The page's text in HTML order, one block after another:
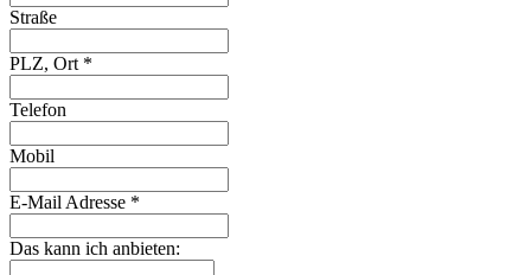
Straße
PLZ, Ort *
Telefon
Mobil
E-Mail Adresse *
Das kann ich anbieten: